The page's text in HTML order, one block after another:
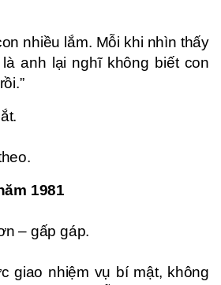
nhiều lắm. Mỗi khi nhìn thấy
anh lại nghĩ không biết con
1981
– gấp gáp.
giao nhiệm vụ bí mật, không